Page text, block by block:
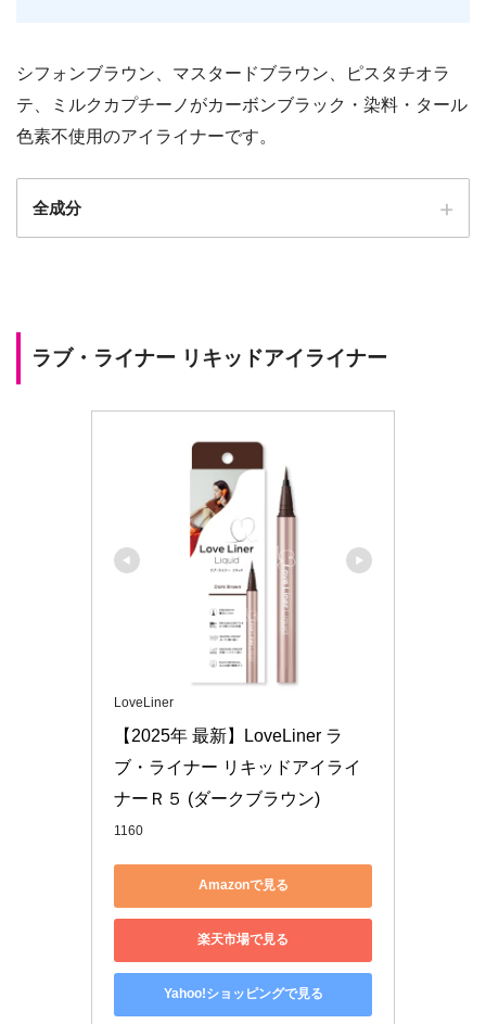
シフォンブラウン、マスタードブラウン、ピスタチオラ
テ、ミルクカプチーノがカーボンブラック・染料・タール
色素不使用のアイライナーです。
全成分
ラブ・ライナー リキッドアイライナー
LoveLiner
【2025年 最新】LoveLiner ラ
ブ・ライナー リキッドアイライ
ナーＲ５ (ダークブラウン)
1160
Amazonで見る
楽天市場で見る
Yahoo!ショッピングで見る